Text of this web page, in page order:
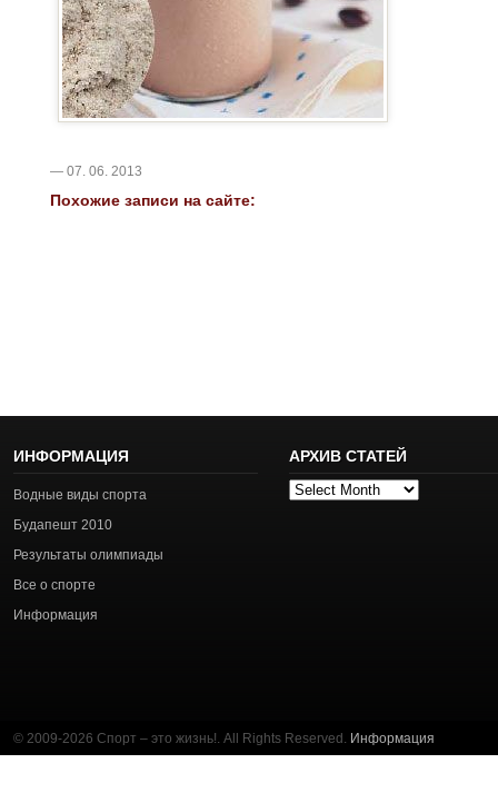
— 07. 06. 2013
Похожие записи на сайте:
ИНФОРМАЦИЯ
Водные виды спорта
Будапешт 2010
Результаты олимпиады
Все о спорте
Информация
АРХИВ СТАТЕЙ
Архив
© 2009-2026 Спорт – это жизнь!. All Rights Reserved. Информация